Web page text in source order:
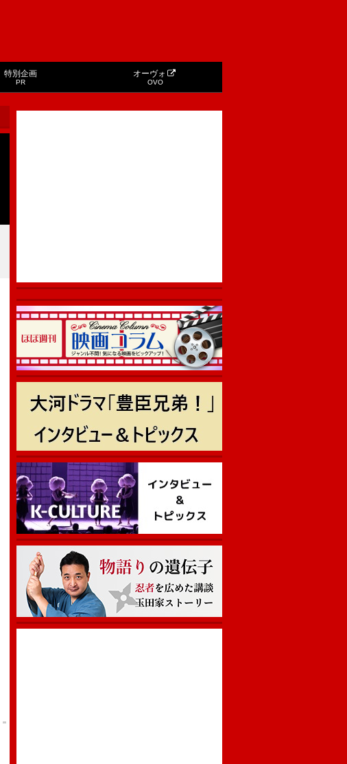
特別企画
PR
オーヴォ
OVO